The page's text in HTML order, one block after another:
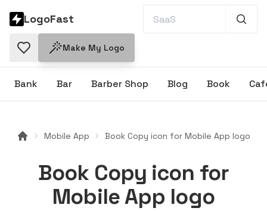
LogoFast
Make My Logo
Bank Bar Barber Shop Blog Book
Mobile App Book Copy icon for Mobile App logo
Book Copy icon for
Mobile App logo